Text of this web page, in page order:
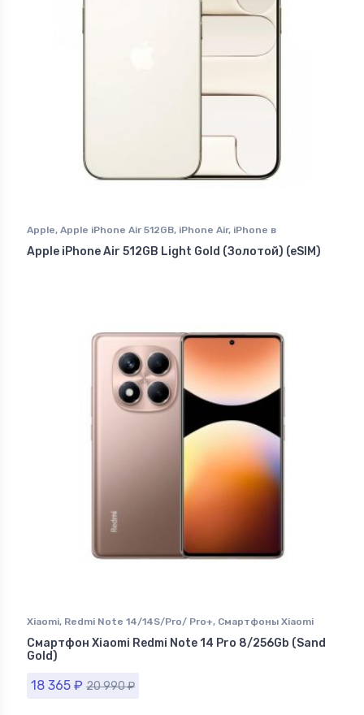
Apple, Apple iPhone Air 512GB, iPhone Air, iPhone в
Ставрополе
Apple iPhone Air 512GB Light Gold (Золотой) (eSIM)
Xiaomi, Redmi Note 14/14S/Pro/ Pro+, Смартфоны Xiaomi
Смартфон Xiaomi Redmi Note 14 Pro 8/256Gb (Sand
Gold)
18 365 ₽ 20 990₽